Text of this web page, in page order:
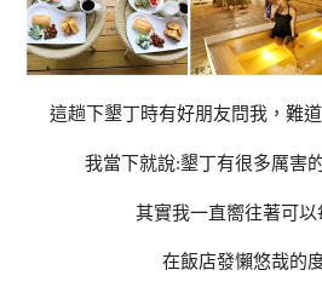
這趟下墾丁時有好朋友問我，難
我當下就說:墾丁有很多厲害
其實我一直嚮往著可以
在飯店發懶悠哉的